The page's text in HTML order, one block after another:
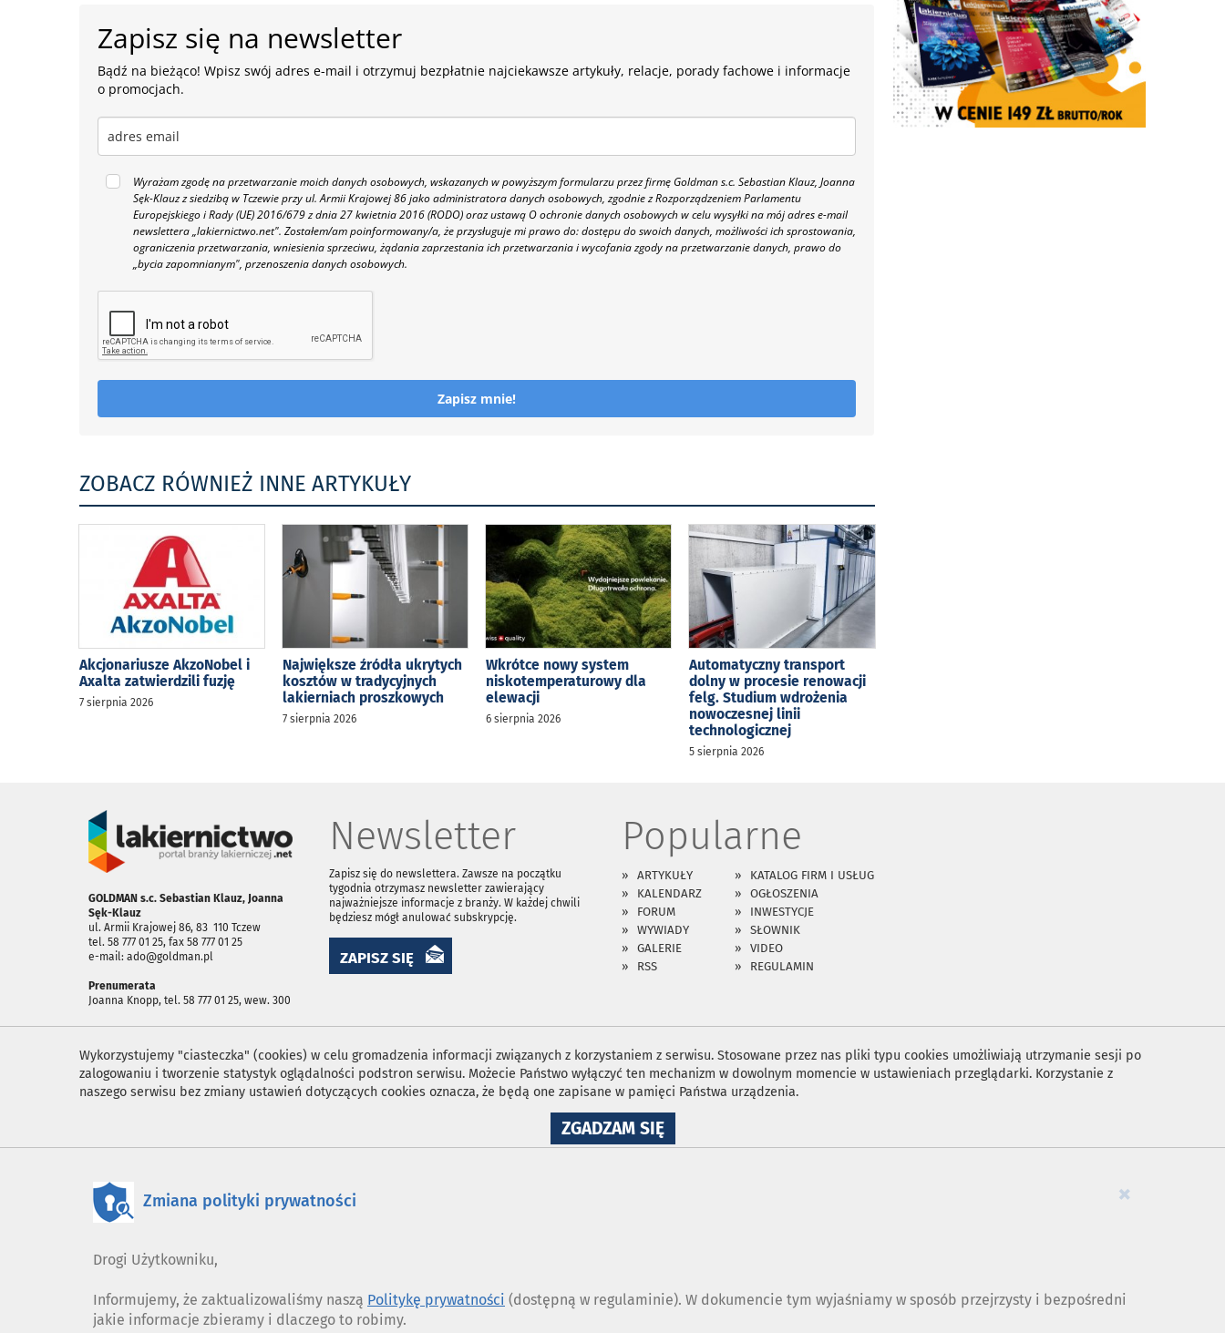
Zapisz się na newsletter
Bądź na bieżąco! Wpisz swój adres e-mail i otrzymuj bezpłatnie najciekawsze artykuły, relacje, porady fachowe i informacje
o promocjach.
Wyrażam zgodę na przetwarzanie moich danych osobowych, wskazanych w powyższym formularzu przez firmę Goldman s.c. Sebastian Klauz, Joanna
Sęk-Klauz z siedzibą w Tczewie przy ul. Armii Krajowej 86 jako administratora danych osobowych, zgodnie z Rozporządzeniem Parlamentu
Europejskiego i Rady (UE) 2016/679 z dnia 27 kwietnia 2016 (RODO) oraz ustawą O ochronie danych osobowych w celu wysyłki na mój adres e-mail
newslettera „lakiernictwo.net". Zostałem/am poinformowany/a, że przysługuje mi prawo do: dostępu do swoich danych, możliwości ich sprostowania,
ograniczenia przetwarzania, wniesienia sprzeciwu, żądania zaprzestania ich przetwarzania i wycofania zgody na przetwarzanie danych, prawo do
„bycia zapomnianym", przenoszenia danych osobowych.
Zapisz mnie!
ZOBACZ RÓWNIEŻ INNE ARTYKUŁY
Akcjonariusze AkzoNobel i
Axalta zatwierdzili fuzję
7 sierpnia 2026
Największe źródła ukrytych
kosztów w tradycyjnych
lakierniach proszkowych
7 sierpnia 2026
Wkrótce nowy system
niskotemperaturowy dla
elewacji
6 sierpnia 2026
Automatyczny transport
dolny w procesie renowacji
felg. Studium wdrożenia
nowoczesnej linii
technologicznej
5 sierpnia 2026
GOLDMAN s.c. Sebastian Klauz, Joanna
Sęk-Klauz
ul. Armii Krajowej 86, 83 ­ 110 Tczew
tel. 58 777 01 25, fax 58 777 01 25
e-mail: ado@goldman.pl
Prenumerata
Joanna Knopp, tel. 58 777 01 25, wew. 300
Newsletter
Zapisz się do newslettera. Zawsze na początku
tygodnia otrzymasz newsletter zawierający
najważniejsze informacje z branży. W każdej chwili
będziesz mógł anulować subskrypcję.
ZAPISZ SIĘ
Popularne
ARTYKUŁY
KATALOG FIRM I USŁUG
KALENDARZ
OGŁOSZENIA
FORUM
INWESTYCJE
WYWIADY
SŁOWNIK
GALERIE
VIDEO
RSS
REGULAMIN
Wykorzystujemy "ciasteczka" (cookies) w celu gromadzenia informacji związanych z korzystaniem z serwisu. Stosowane przez nas pliki typu cookies umożliwiają utrzymanie sesji po
zalogowaniu i tworzenie statystyk oglądalności podstron serwisu. Możecie Państwo wyłączyć ten mechanizm w dowolnym momencie w ustawieniach przeglądarki. Korzystanie z
naszego serwisu bez zmiany ustawień dotyczących cookies oznacza, że będą one zapisane w pamięci Państwa urządzenia.
ZGADZAM SIĘNA
WYKORZYSTANIE
×
Zmiana polityki prywatności
Drogi Użytkowniku,
Informujemy, że zaktualizowaliśmy naszą Politykę prywatności (dostępną w regulaminie). W dokumencie tym wyjaśniamy w sposób przejrzysty i bezpośredni
jakie informacje zbieramy i dlaczego to robimy.